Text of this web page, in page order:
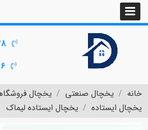
خانه یخچال صنعتی
یخچال
یخچال ایستاده
یخچال ایستاده لیماک